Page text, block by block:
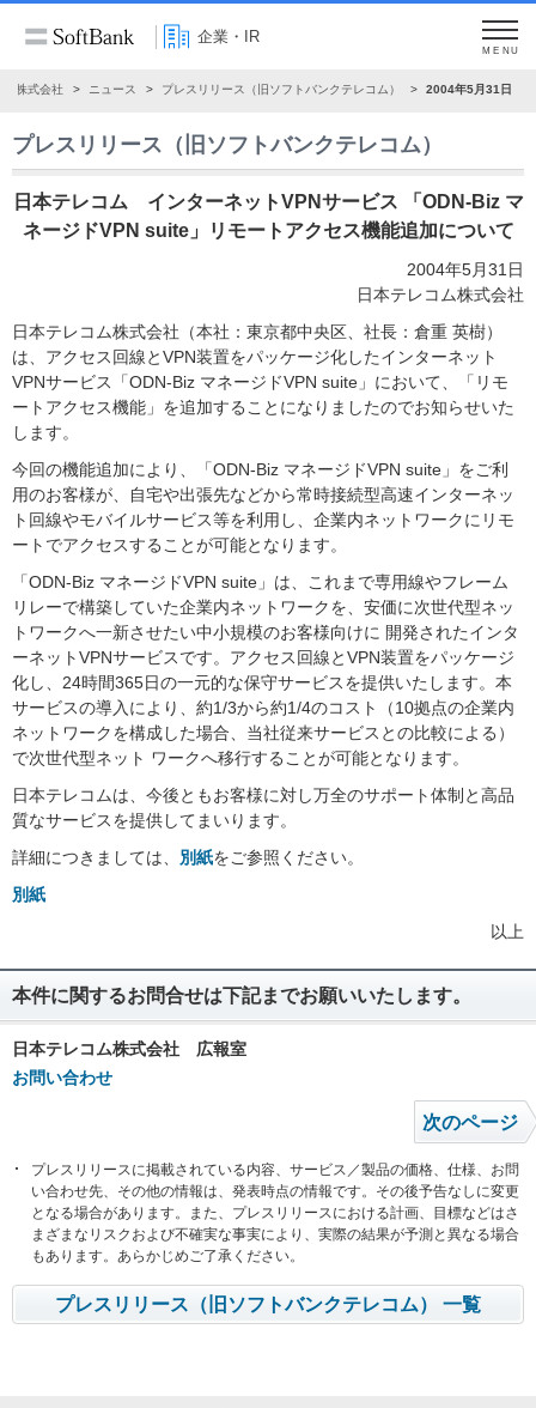
企業・IR
MENU
ク株式会社 ニュース プレスリリース（旧ソフトバンクテレコム） 2004年5月31日
プレスリリース（旧ソフトバンクテレコム）
日本テレコム インターネットVPNサービス 「ODN-Biz マ
ネージドVPN suite」リモートアクセス機能追加について
2004年5月31日
日本テレコム株式会社
日本テレコム株式会社（本社：東京都中央区、社長：倉重 英樹）
は、アクセス回線とVPN装置をパッケージ化したインターネット
VPNサービス「ODN-Biz マネージドVPN suite」において、「リモ
ートアクセス機能」を追加することになりましたのでお知らせいた
します。
今回の機能追加により、「ODN-Biz マネージドVPN suite」をご利
用のお客様が、自宅や出張先などから常時接続型高速インターネッ
ト回線やモバイルサービス等を利用し、企業内ネットワークにリモ
ートでアクセスすることが可能となります。
「ODN-Biz マネージドVPN suite」は、これまで専用線やフレーム
リレーで構築していた企業内ネットワークを、安価に次世代型ネッ
トワークへ一新させたい中小規模のお客様向けに 開発されたインタ
ーネットVPNサービスです。アクセス回線とVPN装置をパッケージ
化し、24時間365日の一元的な保守サービスを提供いたします。本
サービスの導入により、約1/3から約1/4のコスト（10拠点の企業内
ネットワークを構成した場合、当社従来サービスとの比較による）
で次世代型ネット ワークへ移行することが可能となります。
日本テレコムは、今後ともお客様に対し万全のサポート体制と高品
質なサービスを提供してまいります。
詳細につきましては、 別紙をご参照ください。
別紙
以上
本件に関するお問合せは下記までお願いいたします。
日本テレコム株式会社 広報室
お問い合わせ
次のページ
プレスリリースに掲載されている内容、サービス／製品の価格、仕様、お問
い合わせ先、その他の情報は、発表時点の情報です。その後予告なしに変更
となる場合があります。また、プレスリリースにおける計画、目標などはさ
まざまなリスクおよび不確実な事実により、実際の結果が予測と異なる場合
もあります。あらかじめご了承ください。
プレスリリース（旧ソフトバンクテレコム） 一覧